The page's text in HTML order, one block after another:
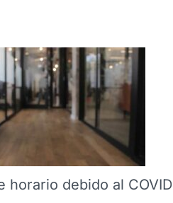
horario debido al